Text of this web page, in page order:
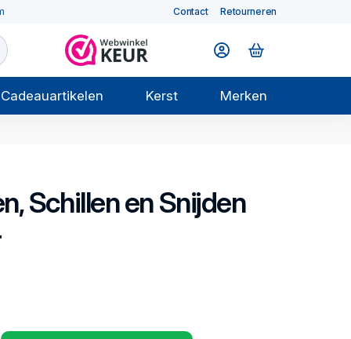
Contact Retourneren
Cadeauartikelen Kerst Merken
Schillen en Snijden